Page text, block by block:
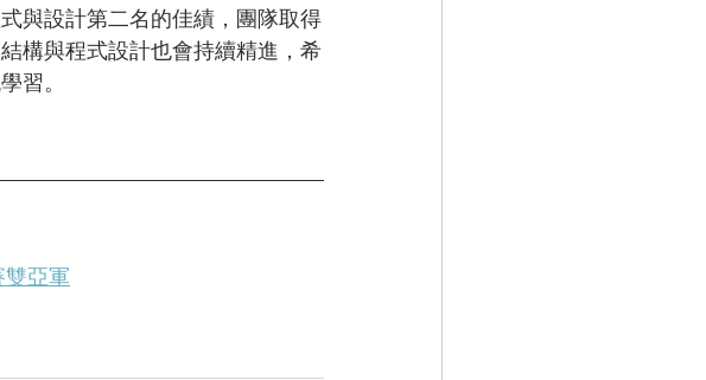
與設計第二名的佳績，團隊取得
構與程式設計也會持續精進，希
習。
亞軍